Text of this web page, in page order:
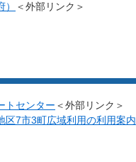
＜外部リンク＞
トセンター ＜外部リンク＞
区7市3町広域利用の利用案内